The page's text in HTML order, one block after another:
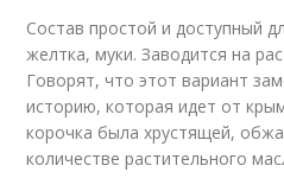
Состав простой и доступный
желтка, муки. Заводится на
Говорят, что этот вариант
историю, которая идет от
корочка была хрустящей,
количестве растительного